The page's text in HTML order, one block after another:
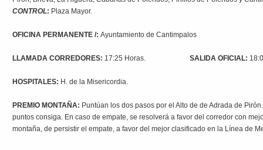
CONTROL: Plaza Mayor.
OFICINA PERMANENTE /:Ayuntamiento de Cantimpalos
LLAMADA CORREDORES: 17:25 Horas. SALIDA OFICIAL:
HOSPITALES: H. de la Misericordia.
PREMIO MONTAÑA: Puntúan los dos pasos por el Alto de de Adrada de
puntos consiga. En caso de empate, se resolverá a favor del corredor con
montaña, de persistir el empate, a favor del mejor clasificado en la Línea de